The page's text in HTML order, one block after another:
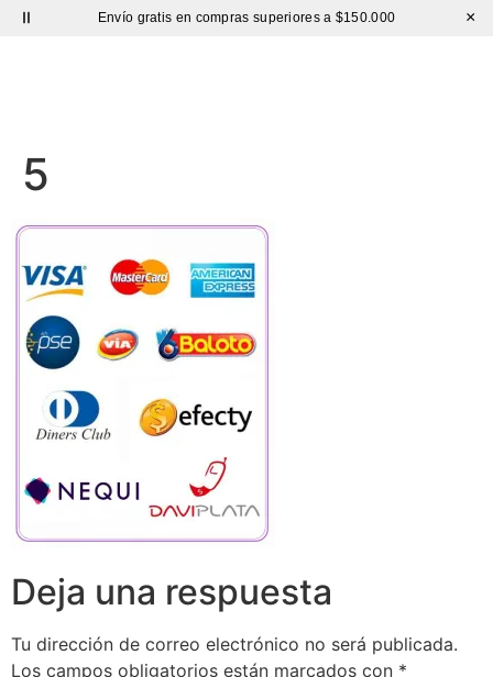
Envío gratis en compras superiores a $150.000 ×
5
Deja una respuesta
Tu dirección de correo electrónico no será publicada.
Los campos obligatorios están marcados con *